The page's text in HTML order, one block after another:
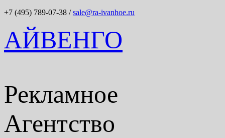
+7 (495) 789-07-38 /sale@ra-ivanhoe.ru
АЙВЕНГО
Рекламное
Агентство